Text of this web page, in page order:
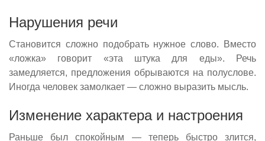
Нарушения речи
Становится сложно подобрать нужное слово. Вместо
«ложка» говорит «эта штука для еды». Речь
замедляется, предложения обрываются на полуслове.
Иногда человек замолкает — сложно выразить мысль.
Изменение характера и настроения
Раньше был спокойным — теперь быстро злится,